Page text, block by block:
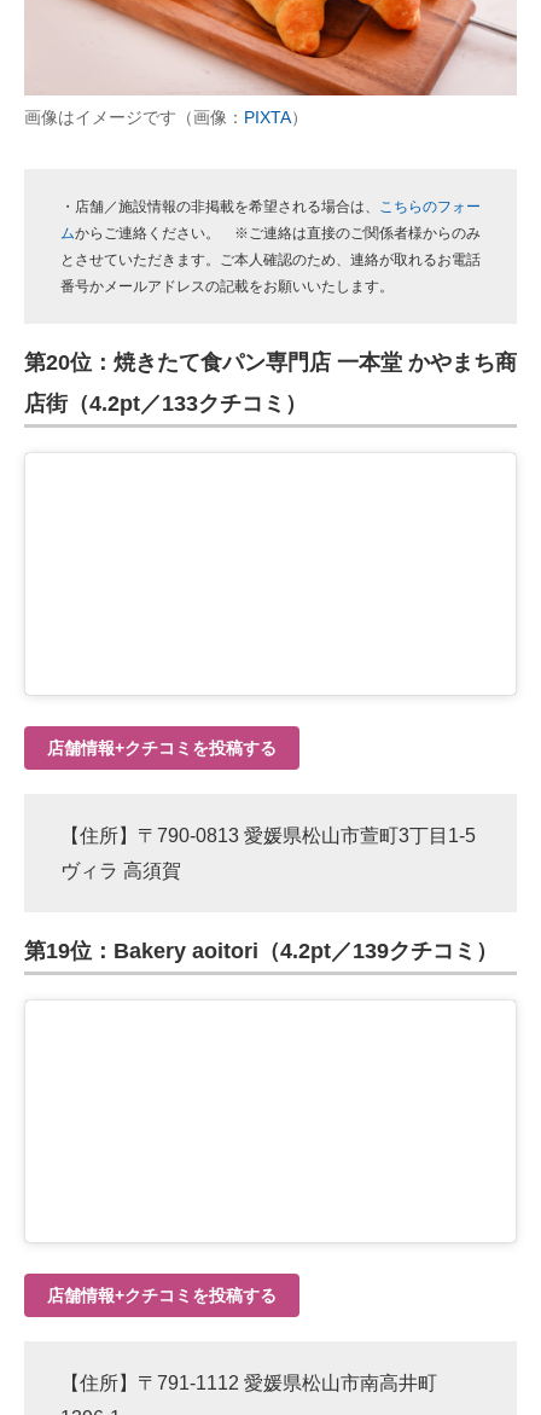
画像はイメージです（画像： PIXTA）
・店舗／施設情報の非掲載を希望される場合は、 こちらのフォー
ムからご連絡ください。 ※ご連絡は直接のご関係者様からのみ
とさせていただきます。ご本人確認のため、連絡が取れるお電話
番号かメールアドレスの記載をお願いいたします。
第20位：焼きたて食パン専門店 一本堂 かやまち商
店街（4.2pt／133クチコミ）
店舗情報+クチコミを投稿する
【住所】〒790-0813 愛媛県松山市萱町3丁目1-5
ヴィラ 高須賀
第19位：Bakery aoitori（4.2pt／139クチコミ）
店舗情報+クチコミを投稿する
【住所】〒791-1112 愛媛県松山市南高井町